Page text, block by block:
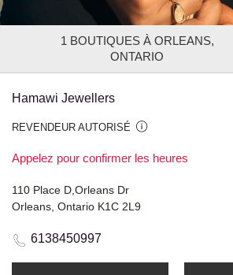
1 BOUTIQUES À ORLEANS,
ONTARIO
Hamawi Jewellers
REVENDEUR AUTORISÉ
Appelez pour confirmer les heures
110 Place D,Orleans Dr
Orleans, Ontario K1C 2L9
6138450997